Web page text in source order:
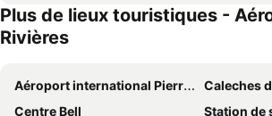
Les Suites de Laviolette, an Ascend Collection Hotel
Comfort
Complexe Hotelier Le 55
Yamachiche P.Q.
Travelodge by
Plus de lieux touristiques -
Rivières
Aéroport international Pierre-Elliott-Trudeau de Montréal
Caleches
Centre Bell
Station de